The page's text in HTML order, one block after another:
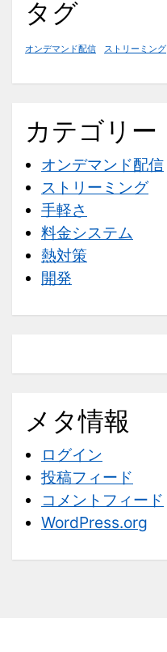
タグ
オンデマンド配信 ストリーミング
カテゴリー
オンデマンド配信
ストリーミング
手軽さ
料金システム
熱対策
開発
メタ情報
ログイン
投稿フィード
コメントフィード
WordPress.org